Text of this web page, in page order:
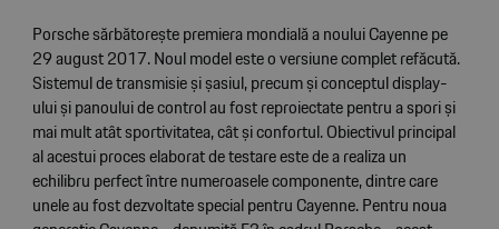
Porsche sărbătorește premiera mondială a noului Cayenne pe
29 august 2017. Noul model este o versiune complet refăcută.
Sistemul de transmisie și șasiul, precum și conceptul display-
ului și panoului de control au fost reproiectate pentru a spori și
mai mult atât sportivitatea, cât și confortul. Obiectivul principal
al acestui proces elaborat de testare este de a realiza un
echilibru perfect între numeroasele componente, dintre care
unele au fost dezvoltate special pentru Cayenne. Pentru noua